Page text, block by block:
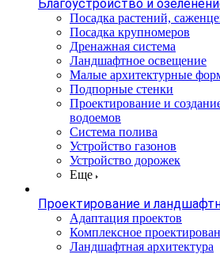
Благоустройство и
Посадка растений,
Посадка крупномеров
Дренажная система
Ландшафтное освещение
Малые архитектурные
Подпорные стенки
Проектирование и
водоемов
Система полива
Устройство газонов
Устройство дорожек
Еще
Проектирование и
Адаптация проектов
Комплексное
Ландшафтная архитектура